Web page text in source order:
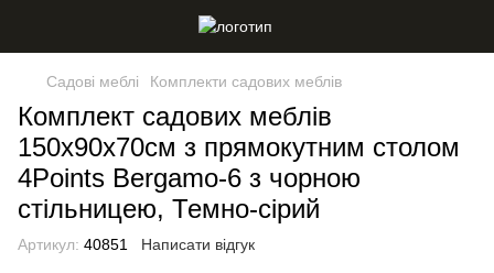
Садові меблі Комплекти садових меблів
Комплект садових меблів
150х90х70см з прямокутним столом
4Points Bergamo-6 з чорною
стільницею, Темно-сірий
Артикул: 40851 Написати відгук